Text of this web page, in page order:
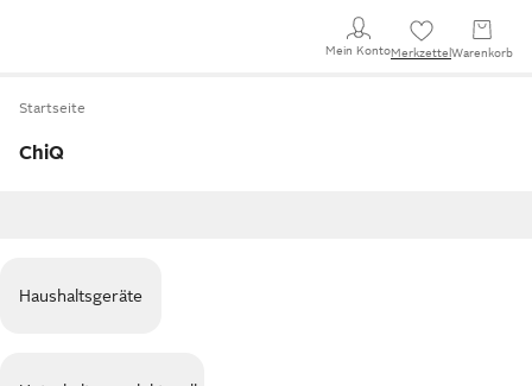
Mein KontoMerkzettel Warenkorb
Startseite
ChiQ
Haushaltsgeräte